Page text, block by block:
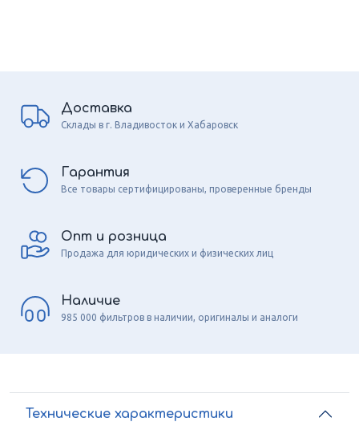
Доставка
Склады в г. Владивосток и Хабаровск
Гарантия
Все товары сертифицированы, проверенные бренды
Опт и розница
Продажа для юридических и физических лиц
Наличие
985 000 фильтров в наличии, оригиналы и аналоги
Технические характеристики